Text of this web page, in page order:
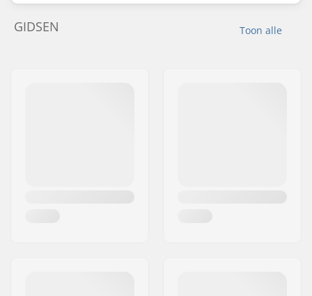
Toon alle
GIDSEN